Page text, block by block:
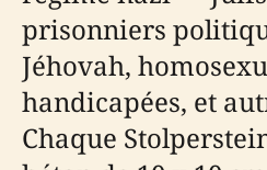
prisonniers
Jéhovah,
handicapées, et
Chaque